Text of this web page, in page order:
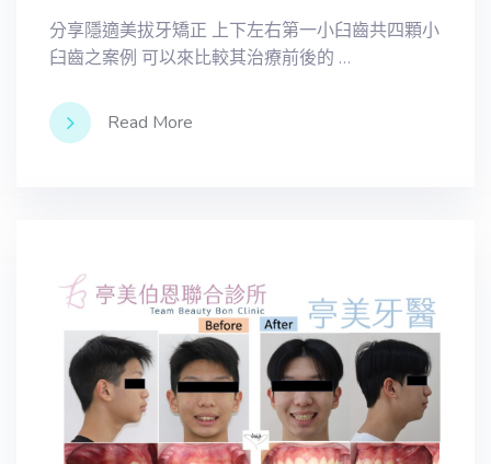
分享隱適美拔牙矯正 上下左右第一小臼齒共四顆小
臼齒之案例 可以來比較其治療前後的 …
Read More